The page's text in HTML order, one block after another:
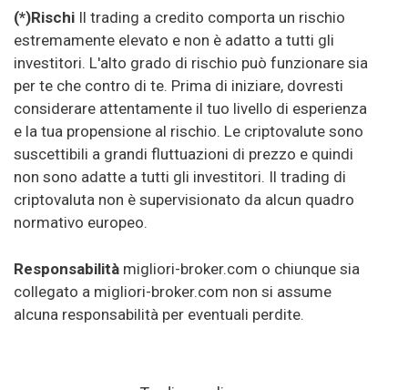
(*)Rischi Il trading a credito comporta un rischio
estremamente elevato e non è adatto a tutti gli
investitori. L'alto grado di rischio può funzionare sia
per te che contro di te. Prima di iniziare, dovresti
considerare attentamente il tuo livello di esperienza
e la tua propensione al rischio. Le criptovalute sono
suscettibili a grandi fluttuazioni di prezzo e quindi
non sono adatte a tutti gli investitori. Il trading di
criptovaluta non è supervisionato da alcun quadro
normativo europeo.
Responsabilità migliori-broker.com o chiunque sia
collegato a migliori-broker.com non si assume
alcuna responsabilità per eventuali perdite.